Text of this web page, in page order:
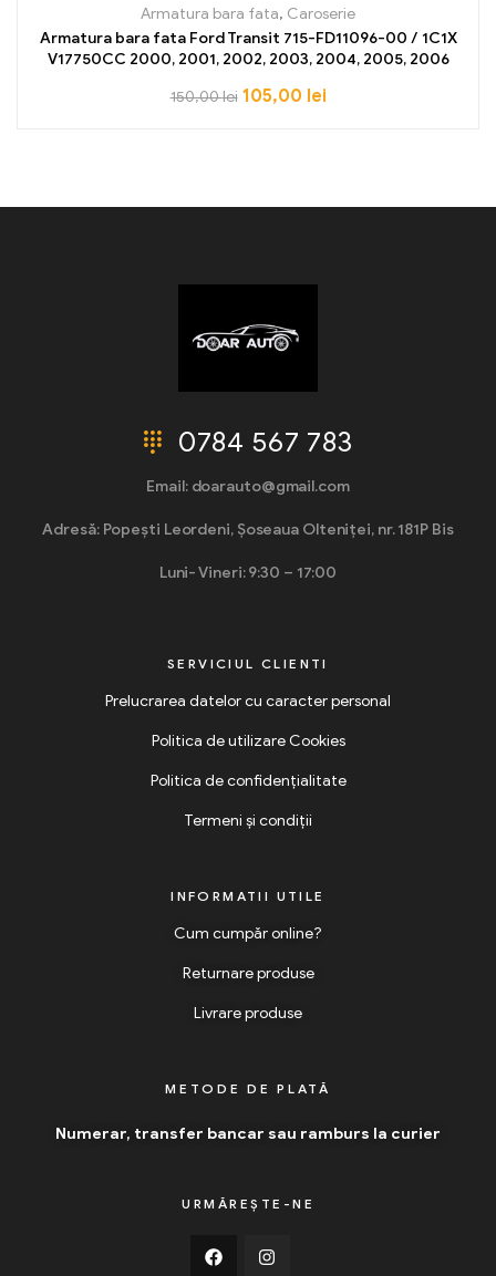
Armatura bara fata, Caroserie
Armatura bara fata Ford Transit 715-FD11096-00 / 1C1X
V17750CC 2000, 2001, 2002, 2003, 2004, 2005, 2006
150,00lei 105,00 lei
0784 567 783
Email: doarauto@gmail.com
Adresă: Popești Leordeni, Șoseaua Olteniței, nr. 181P Bis
Luni- Vineri: 9:30 – 17:00
SERVICIUL CLIENTI
Prelucrarea datelor cu caracter personal
Politica de utilizare Cookies
Politica de confidențialitate
Termeni și condiții
INFORMATII UTILE
Cum cumpăr online?
Returnare produse
Livrare produse
METODE DE PLATĂ
Numerar, transfer bancar sau ramburs la curier
URMĂREȘTE-NE